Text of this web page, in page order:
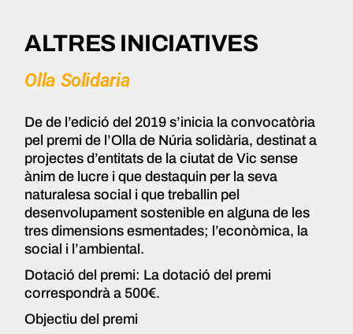
ALTRES INICIATIVES
Olla Solidaria
De de l’edició del 2019 s’inicia la convocatòria
pel premi de l’Olla de Núria solidària, destinat a
projectes d’entitats de la ciutat de Vic sense
ànim de lucre i que destaquin per la seva
naturalesa social i que treballin pel
desenvolupament sostenible en alguna de les
tres dimensions esmentades; l’econòmica, la
social i l’ambiental.
Dotació del premi: La dotació del premi
correspondrà a 500€.
Objectiu del premi